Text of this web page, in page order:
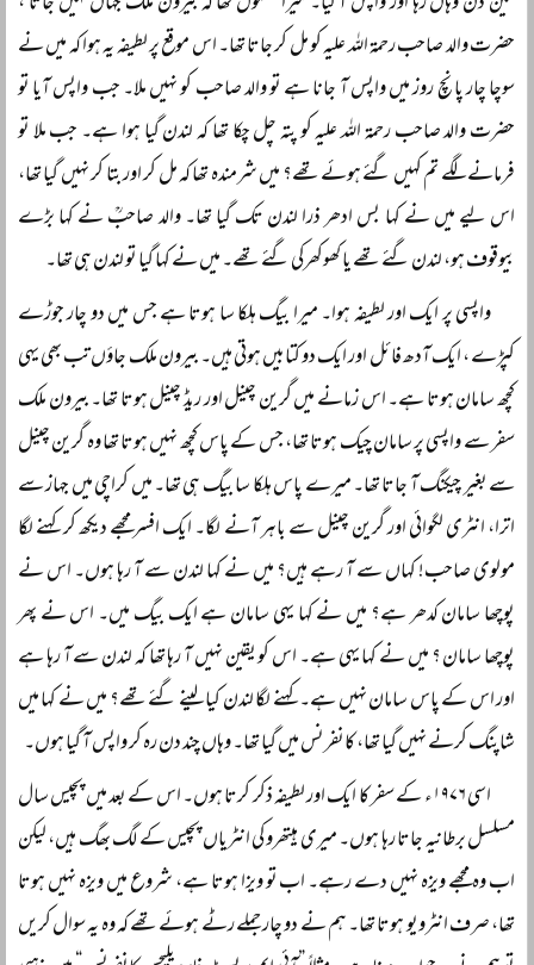
حضرت والد صاحب رحمۃ اللہ علیہ کو مل کر جاتا تھا۔ اس موقع پر لطیفہ یہ ہوا کہ میں نے
سوچا چار پانچ روز میں واپس آ جانا ہے تو والد صاحب کو نہیں ملا۔ جب واپس آیا تو
حضرت والد صاحب رحمۃ اللہ علیہ کو پتہ چل چکا تھا کہ لندن گیا ہوا ہے۔ جب ملا تو
فرمانے لگے تم کہیں گئے ہوئے تھے؟ میں شرمندہ تھا کہ مل کر اور بتا کر نہیں گیا تھا،
اس لیے میں نے کہا بس ادھر ذرا لندن تک گیا تھا۔ والد صاحبؒ نے کہا بڑے
بیوقوف ہو، لندن گئے تھے یا کھوکھرکی گئے تھے۔ میں نے کہا گیا تو لندن ہی تھا۔
واپسی پر ایک اور لطیفہ ہوا۔ میرا بیگ ہلکا سا ہوتا ہے جس میں دو چار جوڑے
کپڑے ، ایک آدھ فائل اور ایک دو کتابیں ہوتی ہیں۔ بیرون ملک جاؤں تب بھی یہی
کچھ سامان ہوتا ہے۔ اس زمانے میں گرین چینل اور ریڈ چینل ہوتا تھا۔ بیرون ملک
سفر سے واپسی پر سامان چیک ہوتا تھا، جس کے پاس کچھ نہیں ہوتا تھا وہ گرین چینل
سے بغیر چیکنگ آ جاتا تھا۔ میرے پاس ہلکا سا بیگ ہی تھا۔ میں کراچی میں جہاز سے
اترا، انٹری لگوائی اور گرین چینل سے باہر آنے لگا۔ ایک افسر مجھے دیکھ کر کہنے لگا
مولوی صاحب! کہاں سے آ رہے ہیں؟ میں نے کہا لندن سے آ رہا ہوں۔ اس نے
پوچھا سامان کدھر ہے؟ میں نے کہا یہی سامان ہے ایک بیگ میں۔ اس نے پھر
پوچھا سامان ؟ میں نے کہا یہی ہے۔ اس کو یقین نہیں آ رہا تھا کہ لندن سے آ رہا ہے
اور اس کے پاس سامان نہیں ہے۔ کہنے لگا لندن کیا لینے گئے تھے؟ میں نے کہا میں
شاپنگ کرنے نہیں گیا تھا، کانفرنس میں گیا تھا۔ وہاں چند دن رہ کر واپس آ گیا ہوں۔
اسی ۱۹۷۶ء کے سفر کا ایک اور لطیفہ ذکر کرتا ہوں۔ اس کے بعد میں پچیس سال
مسلسل برطانیہ جاتا رہا ہوں۔ میری ہیتھرو کی انٹریاں پچیس کے لگ بھگ ہیں، لیکن
اب وہ مجھے ویزہ نہیں دے رہے۔ اب تو ویزا ہوتا ہے، شروع میں ویزہ نہیں ہوتا
تھا، صرف انٹرویو ہوتا تھا۔ ہم نے دو چار جملے رٹے ہوئے تھے کہ وہ یہ سوال کریں